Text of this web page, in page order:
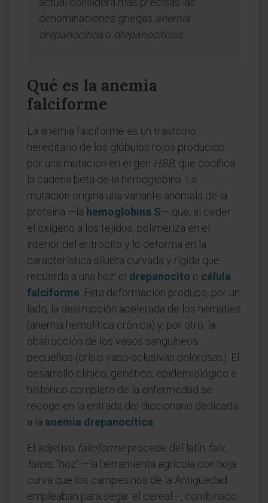
denominaciones griegas anemia
drepanocítica o drepanocitosis.
Qué es la anemia
falciforme
La anemia falciforme es un trastorno
hereditario de los glóbulos rojos producido
por una mutación en el gen HBB, que codifica
la cadena beta de la hemoglobina. La
mutación origina una variante anómala de la
proteína —la hemoglobina S— que, al ceder
el oxígeno a los tejidos, polimeriza en el
interior del eritrocito y lo deforma en la
característica silueta curvada y rígida que
recuerda a una hoz: el drepanocito o célula
falciforme . Esta deformación produce, por un
lado, la destrucción acelerada de los hematíes
(anemia hemolítica crónica) y, por otro, la
obstrucción de los vasos sanguíneos
pequeños (crisis vaso-oclusivas dolorosas). El
desarrollo clínico, genético, epidemiológico e
histórico completo de la enfermedad se
recoge en la entrada del diccionario dedicada
a la anemia drepanocítica
El adjetivo falciformeprocede del latín falx,
falcis, "hoz" —la herramienta agrícola con hoja
curva que los campesinos de la Antigüedad
empleaban para segar el cereal—, combinado